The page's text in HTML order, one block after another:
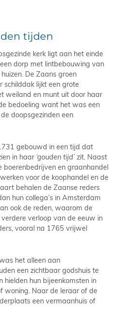
tijden
kerk ligt aan het einde
dorp met lintbebouwing van
De Zaans groen
schilddak lijkt een grote
weiland en munt uit door haar
bedoeling want het was een
doopsgezinden een
gebouwd in een tijd dat
in haar ‘gouden tijd’ zit. Naast
boerenbedrijven en graanhandel
voor de koophandel en de
behalen de Zaanse reders
hun collega’s in Amsterdam
ook de reden, waarom de
verloop van de eeuw in
vooral na 1765 vrijwel
het alleen aan
een zichtbaar godshuis te
hielden hun bijeenkomsten in
woning. Naar de leraar of de
een vermaanhuis of